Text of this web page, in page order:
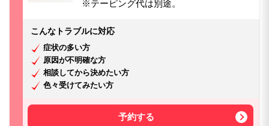
※テーピング代は別途。
こんなトラブルに対応
症状の多い方
原因が不明確な方
相談してから決めたい方
色々受けてみたい方
予約する